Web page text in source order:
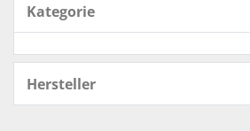
Kategorie
Hersteller